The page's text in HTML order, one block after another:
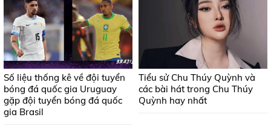
Số liệu thống kê về đội tuyển
bóng đá quốc gia Uruguay
gặp đội tuyển bóng đá quốc
gia Brasil
Tiểu sử Chu Thúy Quỳnh và
các bài hát trong Chu Thúy
Quỳnh hay nhất